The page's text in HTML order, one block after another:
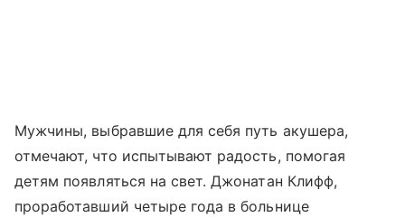
Мужчины, выбравшие для себя путь акушера,
отмечают, что испытывают радость, помогая
детям появляться на свет. Джонатан Клифф,
проработавший четыре года в больнице